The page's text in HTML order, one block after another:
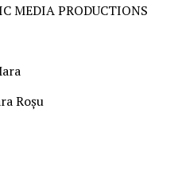
MEDIA PRODUCTIONS
Roșu